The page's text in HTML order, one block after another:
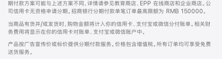
期付款方案可能与上述方案不同，详情请参见教育商店、EPP 在线商店和企业商店。公
司信用卡无资格申请分期。招商银行分期付款单笔订单最高限额为 RMB 150000。
当商品有货并/或发货时，购物金额将计入你的信用卡、支付宝或微信分付账单。相关财
务费用将显示在你的信用卡对账单、支付宝或微信账户中。
产品按广告宣传价或标价提供分期付款服务。价格包含增值税。所有订单均可享受免费
送货服务。